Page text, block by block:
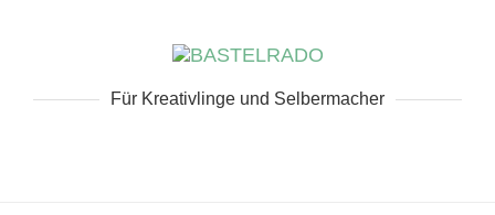
Für Kreativlinge und Selbermacher